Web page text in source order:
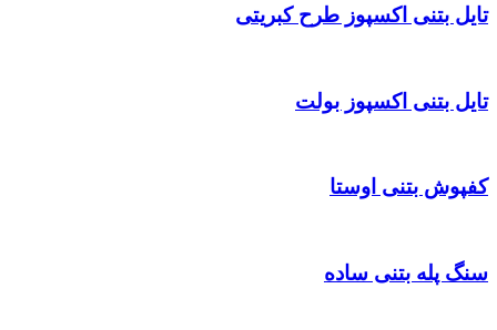
تایل بتنی اکسپوز طرح کبریتی
تایل بتنی اکسپوز بولت
کفپوش بتنی اوستا
سنگ پله بتنی ساده